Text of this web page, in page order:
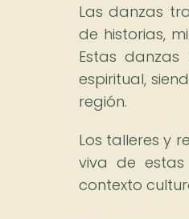
Las danzas
de historias,
Estas
espiritual,
región.
Los talleres y
viva de
contexto